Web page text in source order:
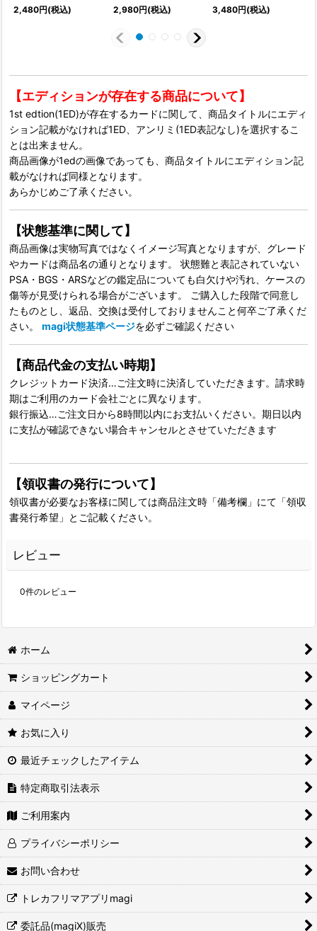
2,480円(税込)
2,980円(税込)
3,480円(税込)
【エディションが存在する商品について】
1st edtion(1ED)が存在するカードに関して、商品タイトルにエディ
ション記載がなければ1ED、アンリミ(1ED表記なし)を選択するこ
とは出来ません。
商品画像が1edの画像であっても、商品タイトルにエディション記
載がなければ同様となります。
あらかじめご了承ください。
【状態基準に関して】
商品画像は実物写真ではなくイメージ写真となりますが、グレード
やカードは商品名の通りとなります。 状態難と表記されていない
PSA・BGS・ARSなどの鑑定品についても白欠けや汚れ、ケースの
傷等が見受けられる場合がございます。 ご購入した段階で同意し
たものとし、返品、交換は受付しておりませんこと何卒ご了承くだ
さい。 magi状態基準ページを必ずご確認ください
【商品代金の支払い時期】
クレジットカード決済…ご注文時に決済していただきます。請求時
期はご利用のカード会社ごとに異なります。
銀行振込…ご注文日から8時間以内にお支払いください。期日以内
に支払が確認できない場合キャンセルとさせていただきます
【領収書の発行について】
領収書が必要なお客様に関しては商品注文時「備考欄」にて「領収
書発行希望」とご記載ください。
レビュー
0件のレビュー
ホーム
ショッピングカート
マイページ
お気に入り
最近チェックしたアイテム
特定商取引法表示
ご利用案内
プライバシーポリシー
お問い合わせ
トレカフリマアプリmagi
委託品(magiX)販売